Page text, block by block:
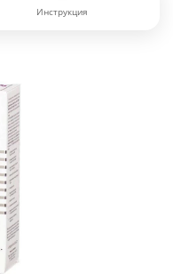
Инструкция